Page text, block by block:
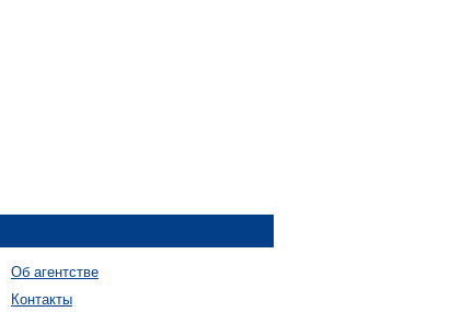
Об агентстве
Контакты